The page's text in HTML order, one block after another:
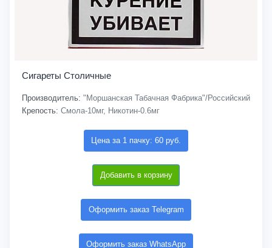
Сигареты Столичные
Производитель: "Моршанская Табачная Фабрика"/Российский
Крепость: Смола-10мг, Никотин-0.6мг
Цена за 1 пачку: 60 руб.
Добавить в корзину
Оформить заказ Telegram
Оформить заказ WhatsApp